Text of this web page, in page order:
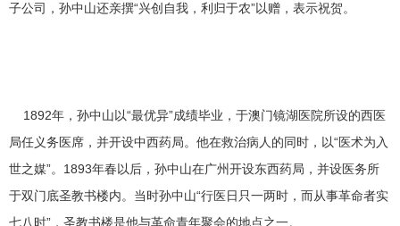
子公司，孙中山还亲撰“兴创自我，利归于农”以赠，表示祝贺。
1892年，孙中山以“最优异”成绩毕业，于澳门镜湖医院所设的西医
局任义务医席，并开设中西药局。他在救治病人的同时，以“医术为入
世之媒”。1893年春以后，孙中山在广州开设东西药局，并设医务所
于双门底圣教书楼内。当时孙中山“行医日只一两时，而从事革命者实
七八时”，圣教书楼是他与革命青年聚会的地点之一。